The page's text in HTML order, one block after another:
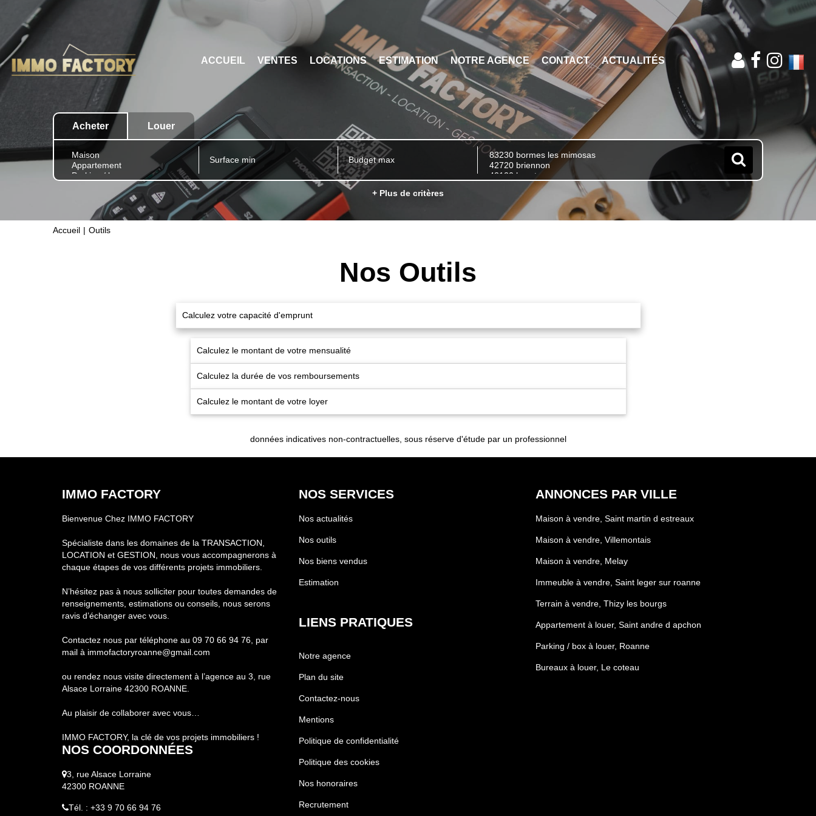
ACCUEIL VENTES LOCATIONS ESTIMATION NOTRE AGENCE CONTACT ACTUALITÉS
Acheter Louer
+ Plus de critères
Accueil Outils
Nos Outils
Calculez votre capacité d'emprunt
Calculez le montant de votre mensualité
Calculez la durée de vos remboursements
Calculez le montant de votre loyer
données indicatives non-contractuelles, sous réserve d'étude par un professionnel
IMMO FACTORY
Bienvenue Chez IMMO FACTORY
Spécialiste dans les domaines de la TRANSACTION,
LOCATION et GESTION, nous vous accompagnerons à
chaque étapes de vos différents projets immobiliers.
N’hésitez pas à nous solliciter pour toutes demandes de
renseignements, estimations ou conseils, nous serons
ravis d’échanger avec vous.
Contactez nous par téléphone au 09 70 66 94 76, par
mail à immofactoryroanne@gmail.com
ou rendez nous visite directement à l’agence au 3, rue
Alsace Lorraine 42300 ROANNE.
Au plaisir de collaborer avec vous…
IMMO FACTORY, la clé de vos projets immobiliers !
NOS COORDONNÉES
3, rue Alsace Lorraine
42300 ROANNE
Tél. : +33 9 70 66 94 76
NOS SERVICES
Nos actualités
Nos outils
Nos biens vendus
Estimation
LIENS PRATIQUES
Notre agence
Plan du site
Contactez-nous
Mentions
Politique de confidentialité
Politique des cookies
Nos honoraires
Recrutement
ANNONCES PAR VILLE
Maison à vendre, Saint martin d estreaux
Maison à vendre, Villemontais
Maison à vendre, Melay
Immeuble à vendre, Saint leger sur roanne
Terrain à vendre, Thizy les bourgs
Appartement à louer, Saint andre d apchon
Parking / box à louer, Roanne
Bureaux à louer, Le coteau